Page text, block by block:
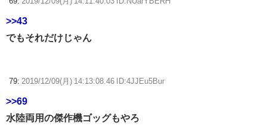
>>43
でもそれだけじゃん
79: 2019/12/09(月) 14:13:08.46 ID:4JJEu5Bur
>>69
水陸両用の傑作機ゴッグもやろ